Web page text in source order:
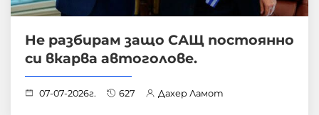
Не разбирам защо САЩ постоянно
си вкарва автоголове.
07-07-2026г. 627 Дахер Ламот